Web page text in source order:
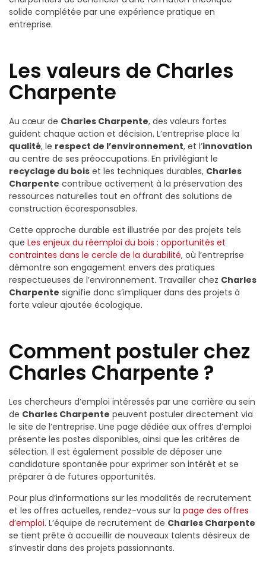
solide complétée par une expérience pratique en
entreprise.
Les valeurs de Charles
Charpente
Au cœur de Charles Charpente, des valeurs fortes
guident chaque action et décision. L’entreprise place la
qualité, le respect de l’environnement, et l’innovation
au centre de ses préoccupations. En privilégiant le
recyclage du bois et les techniques durables, Charles
Charpente contribue activement à la préservation des
ressources naturelles tout en offrant des solutions de
construction écoresponsables.
Cette approche durable est illustrée par des projets tels
que Les enjeux du réemploi du bois : opportunités et
contraintes dans le cercle de la durabilité, où l’entreprise
démontre son engagement envers des pratiques
respectueuses de l’environnement. Travailler chez Charles
Charpente signifie donc s’impliquer dans des projets à
forte valeur ajoutée écologique.
Comment postuler chez
Charles Charpente ?
Les chercheurs d’emploi intéressés par une carrière au sein
de Charles Charpente peuvent postuler directement via
le site de l’entreprise. Une page dédiée aux offres d’emploi
présente les postes disponibles, ainsi que les critères de
sélection. Il est également possible de déposer une
candidature spontanée pour exprimer son intérêt et se
préparer à de futures opportunités.
Pour plus d’informations sur les modalités de recrutement
et les offres actuelles, rendez-vous sur la page des offres
d’emploi. L’équipe de recrutement de Charles Charpente
se tient prête à accueillir de nouveaux talents désireux de
s’investir dans des projets passionnants.